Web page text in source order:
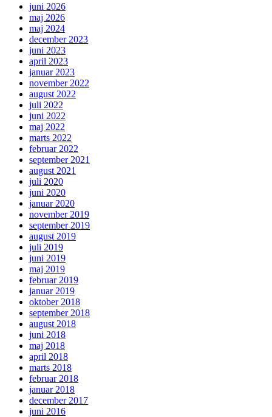
juni 2026
maj 2026
maj 2024
december 2023
juni 2023
april 2023
januar 2023
november 2022
august 2022
juli 2022
juni 2022
maj 2022
marts 2022
februar 2022
september 2021
august 2021
juli 2020
juni 2020
januar 2020
november 2019
september 2019
august 2019
juli 2019
juni 2019
maj 2019
februar 2019
januar 2019
oktober 2018
september 2018
august 2018
juni 2018
maj 2018
april 2018
marts 2018
februar 2018
januar 2018
december 2017
juni 2016